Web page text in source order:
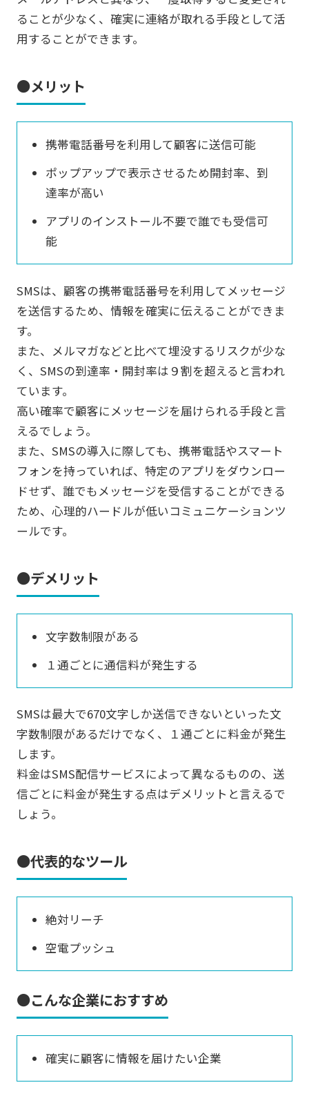
ることが少なく、確実に連絡が取れる手段として活
用することができます。
●メリット
携帯電話番号を利用して顧客に送信可能
ポップアップで表示させるため開封率、到
達率が高い
アプリのインストール不要で誰でも受信可
能
SMSは、顧客の携帯電話番号を利用してメッセージ
を送信するため、情報を確実に伝えることができま
す。
また、メルマガなどと比べて埋没するリスクが少な
く、SMSの到達率・開封率は９割を超えると言われ
ています。
高い確率で顧客にメッセージを届けられる手段と言
えるでしょう。
また、SMSの導入に際しても、携帯電話やスマート
フォンを持っていれば、特定のアプリをダウンロー
ドせず、誰でもメッセージを受信することができる
ため、心理的ハードルが低いコミュニケーションツ
ールです。
●デメリット
文字数制限がある
１通ごとに通信料が発生する
SMSは最大で670文字しか送信できないといった文
字数制限があるだけでなく、１通ごとに料金が発生
します。
料金はSMS配信サービスによって異なるものの、送
信ごとに料金が発生する点はデメリットと言えるで
しょう。
●代表的なツール
絶対リーチ
空電プッシュ
●こんな企業におすすめ
確実に顧客に情報を届けたい企業